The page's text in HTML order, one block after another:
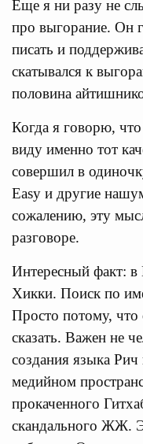
Еще я ни разу не
про выгорание. Он
писать и
скатывался к
половина
Когда я говорю,
виду именно тот
совершил в
Easy и другие
сожалению, эту
разговоре.
Интересный факт: в
Хикки. Поиск по
Просто потому, что
сказать. Важен не
создания языка
медийном
прокаченного
скандального ЖЖ.